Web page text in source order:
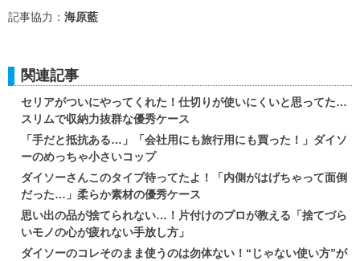
記事協力： 海原藍
関連記事
セリアがついにやってくれた！仕切りが使いにくいと思ってた…
スリムで収納力抜群な優秀ケース
「手だと抵抗ある…」「会社用にも旅行用にも買った！」ダイソ
ーのめっちゃ小さいコップ
ダイソーさんこのタイプ待ってたよ！「内側がはげちゃって面倒
だった…」柔らか素材の優秀ケース
思い出の品が捨てられない…！片付けのプロが教える「捨てづら
いモノの心が疲れない手放し方」
ダイソーのコレそのまま使うのは勿体ない！“じゃない使い方”が